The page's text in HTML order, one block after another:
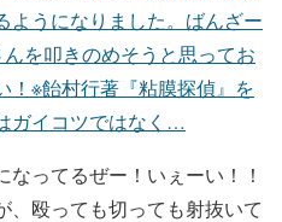
ようになりました。ばんざー
を叩きのめそうと思ってお
！※飴村行著『粘膜探偵』を
ガイコツではなく…
ってるぜー！いぇーい！！
、殴っても切っても射抜いて